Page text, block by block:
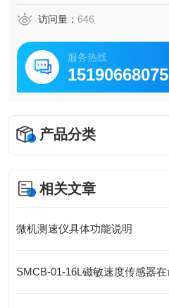
访问量： 646
服务热线
15190668075
产品分类
相关文章
微机测速仪具体功能说明